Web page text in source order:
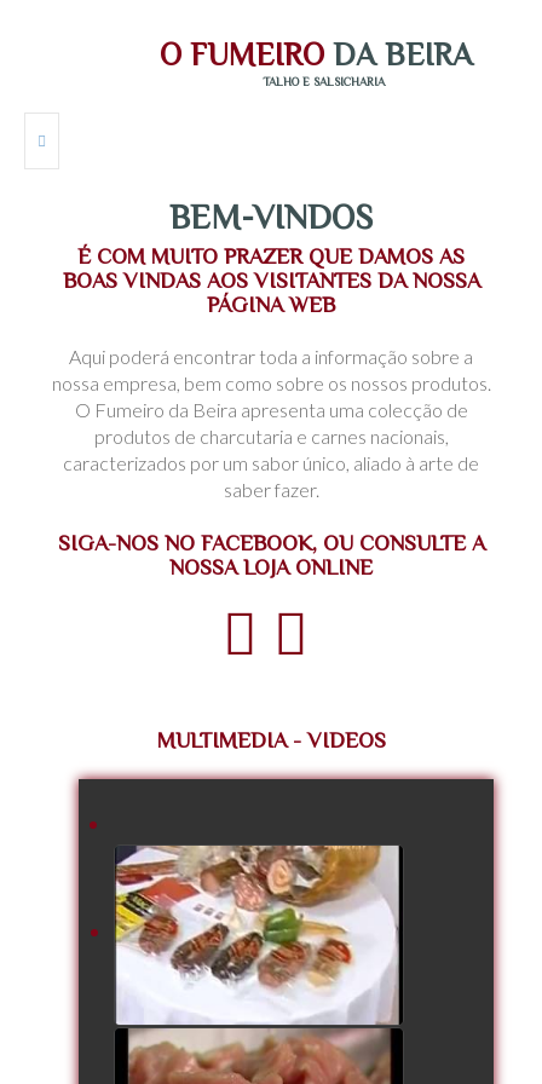
OFUMEIRODABEIRA
TALHO E SALSICHARIA
EMPRESA
CONTACTOS
LOGIN
BEM-VINDOS
É COM MUITO PRAZER QUE DAMOS AS
BOAS VINDAS AOS VISITANTES DA NOSSA
PÁGINA WEB
Aqui poderá encontrar toda a informação sobre a
nossa empresa, bem como sobre os nossos produtos.
O Fumeiro da Beira apresenta uma colecção de
produtos de charcutaria e carnes nacionais,
caracterizados por um sabor único, aliado à arte de
saber fazer.
SIGA-NOS NO FACEBOOK, OU CONSULTE A
NOSSA LOJA ONLINE
MULTIMEDIA - VIDEOS
WATCH VIDEO
WATCH VIDEO